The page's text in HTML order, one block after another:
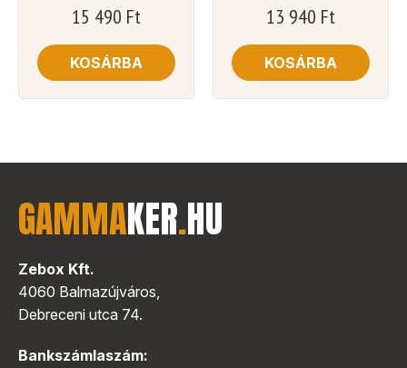
15 490 Ft
KOSÁRBA
13 940 Ft
KOSÁRBA
GAMMAKER.HU
Zebox Kft.
4060 Balmazújváros,
Debreceni utca 74.
Bankszámlaszám: